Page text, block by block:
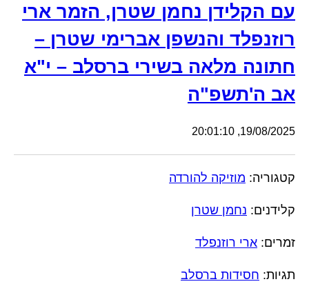
עם הקלידן נחמן שטרן, הזמר ארי
רוזנפלד והנשפן אברימי שטרן –
חתונה מלאה בשירי ברסלב – י"א
אב ה'תשפ"ה
19/08/2025, 20:01:10
קטגוריה: מוזיקה להורדה
קלידנים: נחמן שטרן
זמרים: ארי רוזנפלד
תגיות: חסידות ברסלב